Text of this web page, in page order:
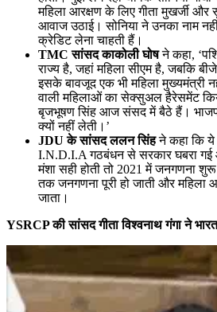
महिला आरक्षण के लिए गीता मुखर्जी और
आवाज उठाई। सोनिया ने उनका नाम
क्रेडिट लेना चाहती हैं।
TMC सांसद काकोली घोषने कहा,
राज्य है, जहां महिला सीएम है, जबकि
इसके बावजूद एक भी महिला मुख्यमंत्री
वाली महिलाओं का सेक्सुअल हैरेसमेंट
बृजभूषण सिंह आज संसद में बैठे हैं।
क्यों नहीं लेती।’
JDU के सांसद ललन सिंहने कहा कि ये
I.N.D.I.A गठबंधन से सरकार घबरा
मंशा सही होती तो 2021 में जनगणना
तक जनगणना पूरी हो जाती और महिला
जाता।
YSRCP की सांसद गीता विश्‍वनाथ गंगा ने